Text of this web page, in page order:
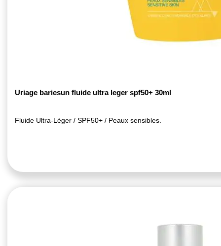
Uriage bariesun fluide ultra leger spf50+ 30ml
Fluide Ultra-Léger / SPF50+ / Peaux sensibles.